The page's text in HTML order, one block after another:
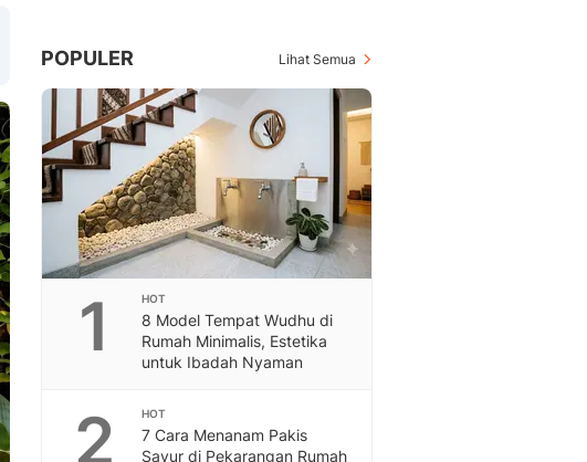
POPULER Lihat Semua
1 HOT
8 Model Tempat Wudhu di
Rumah Minimalis, Estetika
untuk Ibadah Nyaman
2 HOT
7 Cara Menanam Pakis
Sayur di Pekarangan Rumah